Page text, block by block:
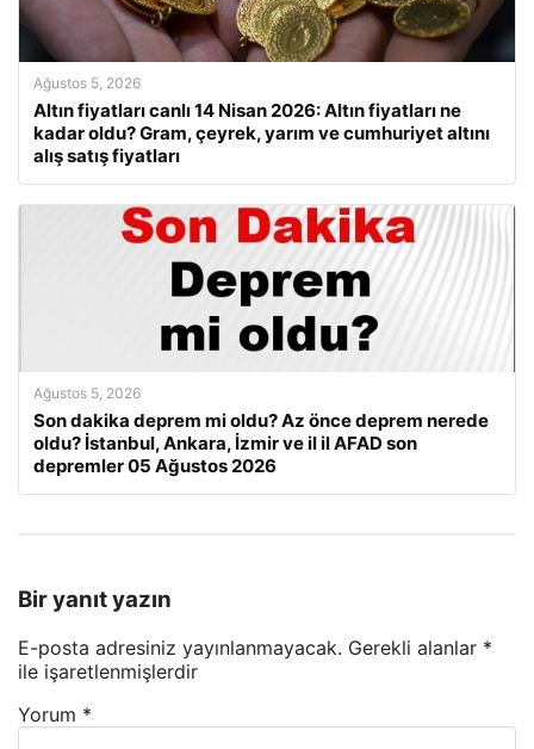
Ağustos 5, 2026
Altın fiyatları canlı 14 Nisan 2026: Altın fiyatları ne
kadar oldu? Gram, çeyrek, yarım ve cumhuriyet altını
alış satış fiyatları
Ağustos 5, 2026
Son dakika deprem mi oldu? Az önce deprem nerede
oldu? İstanbul, Ankara, İzmir ve il il AFAD son
depremler 05 Ağustos 2026
Bir yanıt yazın
E-posta adresiniz yayınlanmayacak. Gerekli alanlar *
ile işaretlenmişlerdir
Yorum *